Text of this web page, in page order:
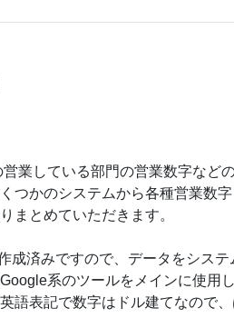
営業している部門の営業数字な
つかのシステムから各種営業数字
まとめていただきます。
成済みですので、データをシス
系のツールをメインに使用し
語表記で数字はドル建てなので